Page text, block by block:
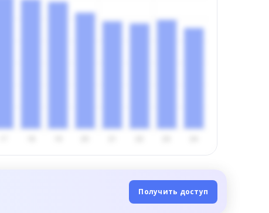
Получить доступ